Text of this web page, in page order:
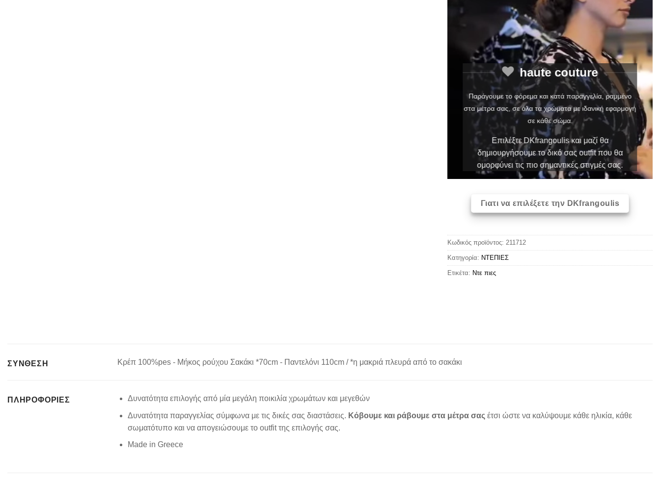
haute couture
Παράγουμε το φόρεμα και κατά παραγγελία, ραμμένο
στα μέτρα σας, σε όλα τα χρώματα με ιδανική εφαρμογή
σε κάθε σώμα.
Επιλέξτε DKfrangoulis και μαζί θα
δημιουργήσουμε το δικό σας outfit που θα
ομορφύνει τις πιο σημαντικές στιγμές σας.
Γιατι να επιλέξετε την DKfrangoulis
Κωδικός προϊόντος: 211712
Κατηγορία: ΝΤΕΠΙΕΣ
Ετικέτα: Ντε πιες
ΣΥΝΘΕΣΗ Κρέπ 100%pes - Μήκος ρούχου Σακάκι *70cm - Παντελόνι 110cm / *η μακριά πλευρά από το σακάκι
ΠΛΗΡΟΦΟΡΊΕΣ Δυνατότητα επιλογής από μία μεγάλη ποικιλία χρωμάτων και μεγεθών
Δυνατότητα παραγγελίας σύμφωνα με τις δικές σας διαστάσεις. Κόβουμε και ράβουμε στα μέτρα σας έτσι ώστε να καλύψουμε κάθε ηλικία, κάθε
σωματότυπο και να απογειώσουμε το outfit της επιλογής σας.
Made in Greece